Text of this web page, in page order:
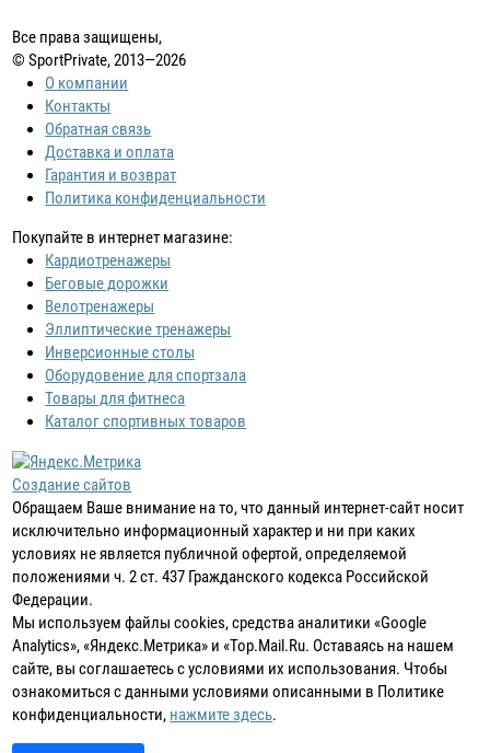
Все права защищены,
© SportPrivate, 2013—2026
О компании
Контакты
Обратная связь
Доставка и оплата
Гарантия и возврат
Политика конфиденциальности
Покупайте в интернет магазине:
Кардиотренажеры
Беговые дорожки
Велотренажеры
Эллиптические тренажеры
Инверсионные столы
Оборудовение для спортзала
Товары для фитнеса
Каталог спортивных товаров
Создание сайтов
Обращаем Ваше внимание на то, что данный интернет-сайт носит
исключительно информационный характер и ни при каких
условиях не является публичной офертой, определяемой
положениями ч. 2 ст. 437 Гражданского кодекса Российской
Федерации.
Мы используем файлы cookies, средства аналитики «Google
Analytics», «Яндекс.Метрика» и «Top.Mail.Ru. Оставаясь на нашем
сайте, вы соглашаетесь с условиями их использования. Чтобы
ознакомиться с данными условиями описанными в Политике
конфиденциальности, нажмите здесь.